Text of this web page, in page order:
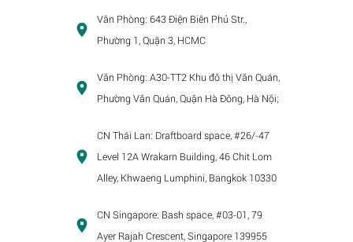
Văn Phòng: 643 Điện Biên Phủ Str.,
Phường 1, Quận 3, HCMC
Văn Phòng: A30-TT2 Khu đô thị Văn Quán,
Phường Văn Quán, Quận Hà Đông, Hà Nội;
CN Thái Lan: Draftboard space, #26/-47
Level 12A Wrakarn Building, 46 Chit Lom
Alley, Khwaeng Lumphini, Bangkok 10330
CN Singapore: Bash space, #03-01, 79
Ayer Rajah Crescent, Singapore 139955